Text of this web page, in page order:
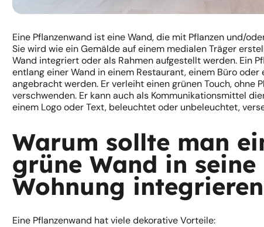
Eine Pflanzenwand ist eine Wand, die mit Pflanzen und/
Sie wird wie ein Gemälde auf einem medialen Träger
Wand integriert oder als Rahmen aufgestellt werden. Ein
entlang einer Wand in einem Restaurant, einem Büro oder
angebracht werden. Er verleiht einen grünen Touch, ohne
verschwenden. Er kann auch als Kommunikationsmittel
einem Logo oder Text, beleuchtet oder unbeleuchtet,
Warum sollte man
grüne Wand in seine
Wohnung
Eine Pflanzenwand hat viele dekorative Vorteile: